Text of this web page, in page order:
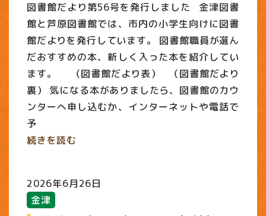
図書館だより第56号を発行しました 金津図書
館と芦原図書館では、市内の小学生向けに図書
館だよりを発行しています。 図書館職員が選ん
だおすすめの本、新しく入った本を紹介してい
ます。 （図書館だより表） （図書館だより
裏） 気になる本がありましたら、図書館のカウ
ンターへ申し込むか、インターネットや電話で
予
続きを読む
2026年6月26日
金津